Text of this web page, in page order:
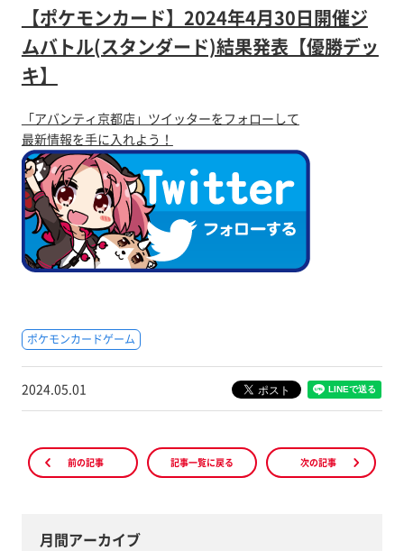
【ポケモンカード】2024年4月30日開催ジ
ムバトル(スタンダード)結果発表【優勝デッ
キ】
「アバンティ京都店」ツイッターをフォローして
最新情報を手に入れよう！
ポケモンカードゲーム
2024.05.01
前の記事 記事一覧に戻る 次の記事
月間アーカイブ